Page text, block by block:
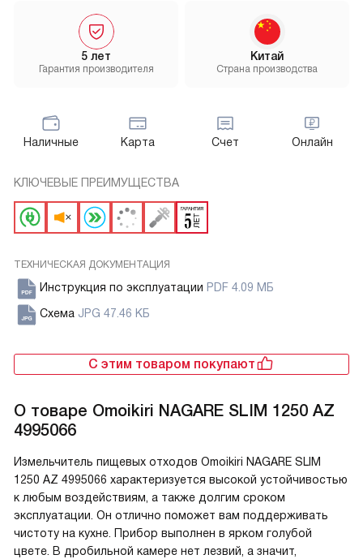
5 лет
Гарантия производителя
Китай
Страна производства
Наличные Карта Счет Онлайн
КЛЮЧЕВЫЕ ПРЕИМУЩЕСТВА
ТЕХНИЧЕСКАЯ ДОКУМЕНТАЦИЯ
Инструкция по эксплуатации PDF 4.09 МБ
Схема JPG 47.46 КБ
С этим товаром покупают
О товаре Omoikiri NAGARE SLIM 1250 AZ
4995066
Измельчитель пищевых отходов Omoikiri NAGARE SLIM
1250 AZ 4995066 характеризуется высокой устойчивостью
к любым воздействиям, а также долгим сроком
эксплуатации. Он отлично поможет вам поддерживать
чистоту на кухне. Прибор выполнен в ярком голубой
цвете. В дробильной камере нет лезвий, а значит,